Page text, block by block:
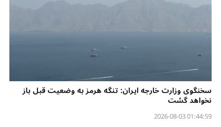
سخنگوی وزارت خارجه ایران: تنگه هرمز به وضعیت قبل باز
نخواهد گشت
01:44:59 2026-08-03